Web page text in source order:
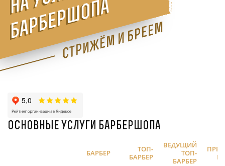
аСтрижём и бреем
Основные услуги барбершопа
БАРБЕР
ТОП-
БАРБЕР
ВЕДУЩИЙ
ТОП-
БАРБЕР